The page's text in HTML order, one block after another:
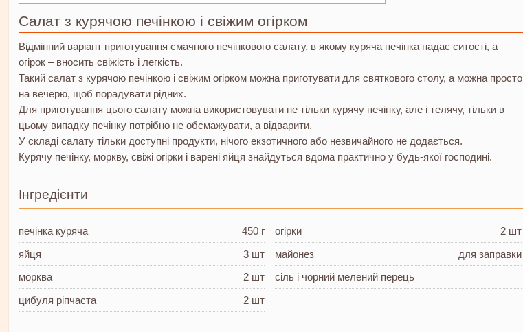
Салат з курячою печінкою і свіжим огірком
Відмінний варіант приготування смачного печінкового салату, в якому куряча печінка надає ситості, а
огірок – вносить свіжість і легкість.
Такий салат з курячою печінкою і свіжим огірком можна приготувати для святкового столу, а можна просто
на вечерю, щоб порадувати рідних.
Для приготування цього салату можна використовувати не тільки курячу печінку, але і телячу, тільки в
цьому випадку печінку потрібно не обсмажувати, а відварити.
У складі салату тільки доступні продукти, нічого екзотичного або незвичайного не додається.
Курячу печінку, моркву, свіжі огірки і варені яйця знайдуться вдома практично у будь-якої господині.
Інгредієнти
печінка куряча
450 г
яйця
3 шт
морква
2 шт
цибуля ріпчаста
2 шт
огірки
2 шт
майонез
для заправки
сіль і чорний мелений перець